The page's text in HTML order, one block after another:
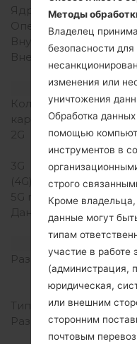
Ядра процессора
Оперативная память
Внутренняя память
Внешняя память
Количество мест для
карты
2G
3G
(4G) LTE
5G network
Данные
Размер экрана
Тип экрана
Разрешение экрана
Методы
Владелец
безопасности
изменения или
уничтожения
Обработка
помощью
инструментов в
строго
Кроме
данные могут
типам
участие в работе
(администрация,
юридическая,
или внешним
сторонним
почтовым